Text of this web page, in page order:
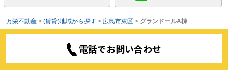
万栄不動産 > (賃貸)地域から探す > 広島市東区 > グランドールA棟
電話でお問い合わせ